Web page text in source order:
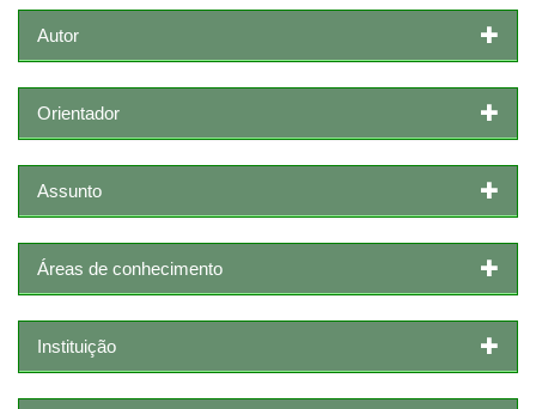
Autor
Orientador
Assunto
Áreas de conhecimento
Instituição